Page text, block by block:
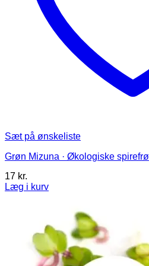
Sæt på ønskeliste
Grøn Mizuna · Økologiske spirefrø
17 kr.
Læg i kurv
varianter.
Mulighederne